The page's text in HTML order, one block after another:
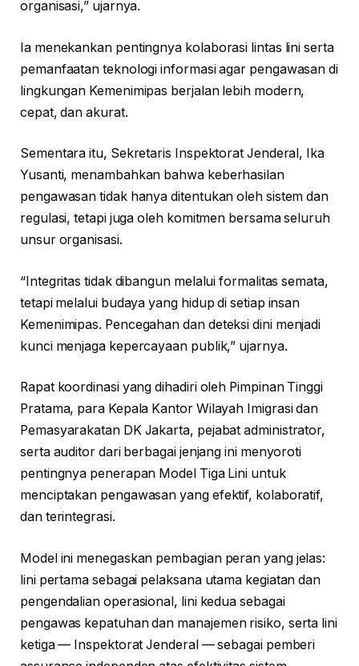
organisasi,” ujarnya.
Ia menekankan pentingnya kolaborasi lintas lini serta
pemanfaatan teknologi informasi agar pengawasan di
lingkungan Kemenimipas berjalan lebih modern,
cepat, dan akurat.
Sementara itu, Sekretaris Inspektorat Jenderal, Ika
Yusanti, menambahkan bahwa keberhasilan
pengawasan tidak hanya ditentukan oleh sistem dan
regulasi, tetapi juga oleh komitmen bersama seluruh
unsur organisasi.
“Integritas tidak dibangun melalui formalitas semata,
tetapi melalui budaya yang hidup di setiap insan
Kemenimipas. Pencegahan dan deteksi dini menjadi
kunci menjaga kepercayaan publik,” ujarnya.
Rapat koordinasi yang dihadiri oleh Pimpinan Tinggi
Pratama, para Kepala Kantor Wilayah Imigrasi dan
Pemasyarakatan DK Jakarta, pejabat administrator,
serta auditor dari berbagai jenjang ini menyoroti
pentingnya penerapan Model Tiga Lini untuk
menciptakan pengawasan yang efektif, kolaboratif,
dan terintegrasi.
Model ini menegaskan pembagian peran yang jelas:
lini pertama sebagai pelaksana utama kegiatan dan
pengendalian operasional, lini kedua sebagai
pengawas kepatuhan dan manajemen risiko, serta lini
ketiga — Inspektorat Jenderal — sebagai pemberi